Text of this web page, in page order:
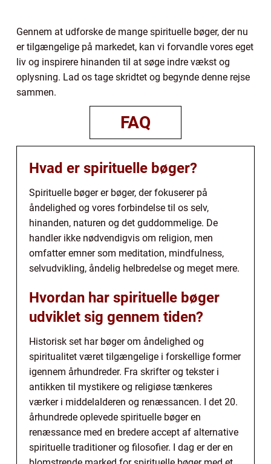
Gennem at udforske de mange spirituelle bøger, der nu
er tilgængelige på markedet, kan vi forvandle vores eget
liv og inspirere hinanden til at søge indre vækst og
oplysning. Lad os tage skridtet og begynde denne rejse
sammen.
FAQ
Hvad er spirituelle bøger?
Spirituelle bøger er bøger, der fokuserer på
åndelighed og vores forbindelse til os selv,
hinanden, naturen og det guddommelige. De
handler ikke nødvendigvis om religion, men
omfatter emner som meditation, mindfulness,
selvudvikling, åndelig helbredelse og meget mere.
Hvordan har spirituelle bøger
udviklet sig gennem tiden?
Historisk set har bøger om åndelighed og
spiritualitet været tilgængelige i forskellige former
igennem århundreder. Fra skrifter og tekster i
antikken til mystikere og religiøse tænkeres
værker i middelalderen og renæssancen. I det 20.
århundrede oplevede spirituelle bøger en
renæssance med en bredere accept af alternative
spirituelle traditioner og filosofier. I dag er der en